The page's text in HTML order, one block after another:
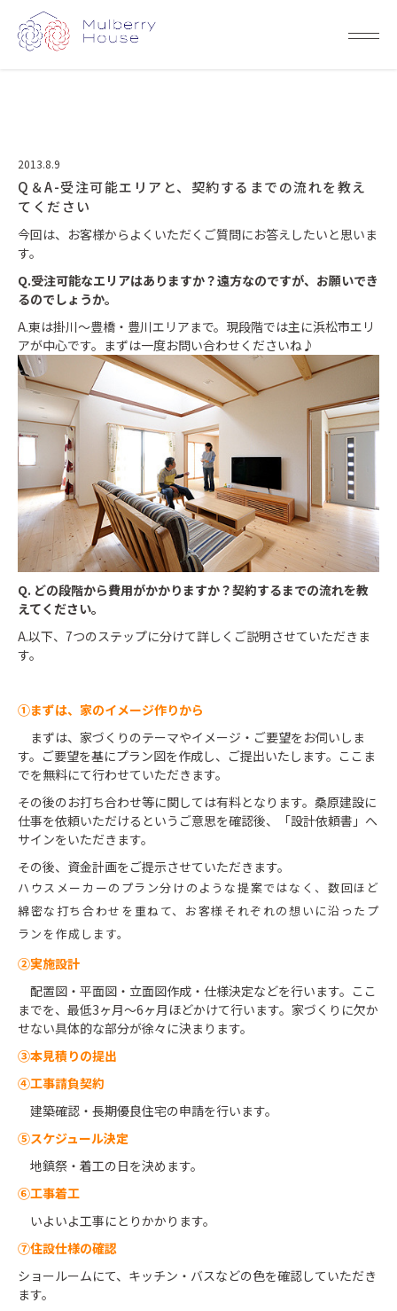
2013.8.9
Q＆A-受注可能エリアと、契約するまでの流れを教え
てください
今回は、お客様からよくいただくご質問にお答えしたいと思いま
す。
Q.受注可能なエリアはありますか？遠方なのですが、お願いでき
るのでしょうか。
A.東は掛川～豊橋・豊川エリアまで。現段階では主に浜松市エリ
アが中心です。まずは一度お問い合わせくださいね♪
Q. どの段階から費用がかかりますか？契約するまでの流れを教
えてください。
A.以下、7つのステップに分けて詳しくご説明させていただきま
す。
①まずは、家のイメージ作りから
まずは、家づくりのテーマやイメージ・ご要望をお伺いしま
す。ご要望を基にプラン図を作成し、ご提出いたします。ここま
でを無料にて行わせていただきます。
その後のお打ち合わせ等に関しては有料となります。桑原建設に
仕事を依頼いただけるというご意思を確認後、「設計依頼書」へ
サインをいただきます。
その後、資金計画をご提示させていただきます。
ハウスメーカーのプラン分けのような提案ではなく、数回ほど
綿密な打ち合わせを重ねて、お客様それぞれの想いに沿ったプ
ランを作成します。
②実施設計
配置図・平面図・立面図作成・仕様決定などを行います。ここ
までを、最低3ヶ月～6ヶ月ほどかけて行います。家づくりに欠か
せない具体的な部分が徐々に決まります。
③本見積りの提出
④工事請負契約
建築確認・長期優良住宅の申請を行います。
⑤スケジュール決定
地鎮祭・着工の日を決めます。
⑥工事着工
いよいよ工事にとりかかります。
⑦住設仕様の確認
ショールームにて、キッチン・バスなどの色を確認していただき
ます。